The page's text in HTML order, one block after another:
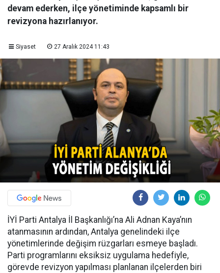
devam ederken, ilçe yönetiminde kapsamlı bir
revizyona hazırlanıyor.
Siyaset 27 Aralık 2024 11:43
İYİ Parti Antalya İl Başkanlığı’na Ali Adnan Kaya’nın
atanmasının ardından, Antalya genelindeki ilçe
yönetimlerinde değişim rüzgarları esmeye başladı.
Parti programlarını eksiksiz uygulama hedefiyle,
görevde revizyon yapılması planlanan ilçelerden biri